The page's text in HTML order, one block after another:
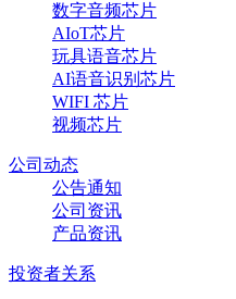
数字音频芯片
AIoT芯片
玩具语音芯片
AI语音识别芯片
WIFI 芯片
视频芯片
公司动态
公告通知
公司资讯
产品资讯
投资者关系